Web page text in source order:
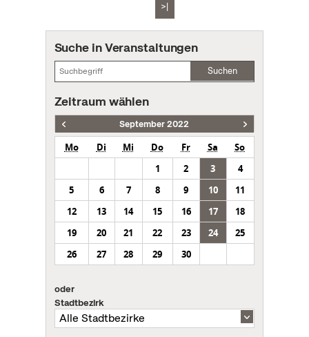
>|
Suche in Veranstaltungen
Suchen
Zeitraum wählen
September 2022
Mo Di Mi Do Fr Sa
So
1
2 3
4
5
6 7 8 9 10
11
12
13 14 15 16 17
18
19
20 21 22 23 24
25
26
27 28 29 30
oder
Stadtbezirk